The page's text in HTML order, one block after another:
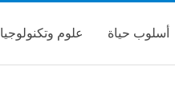
أسلوب حياة علوم وتكنولوجيا